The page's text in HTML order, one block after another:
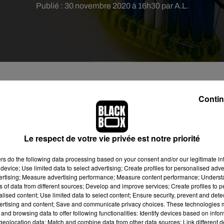
Publié : 30 novembre 2020 à 16h30 par A.L.
pour lutter contre l'éjaculation précoce et les
toile. On vous dit tout.
?Appliquer du dentifrice sur son pénis pour lutter
a été proposée sur une vidéo YouTube visionnée plus de 11
remède
"empêche l'éjaculation prématurée et la dysfonction
aux hommes de " durer 30 minutes de plus" pendant un
Le respect de votre vie privée est notre priorité
do the following data processing based on your consent and/or our legitimate
Use limited data to select advertising; Create profiles for personalised
Measure advertising performance; Measure content performance;
of data from different sources; Develop and improve services; Create profiles to
content; Use limited data to select content; Ensure security, prevent and
and content; Save and communicate privacy choices. These technologies
browsing data to offer following functionalities: Identify devices based on
data; Match and combine data from other data sources; Link different